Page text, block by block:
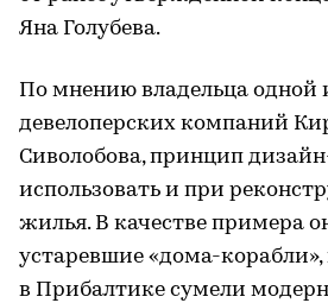
Яна Голубева.
По мнению владельца одной
девелоперских компаний
Сиволобова, принцип
использовать и при
жилья. В качестве примера
устаревшие «дома-
в Прибалтике сумели